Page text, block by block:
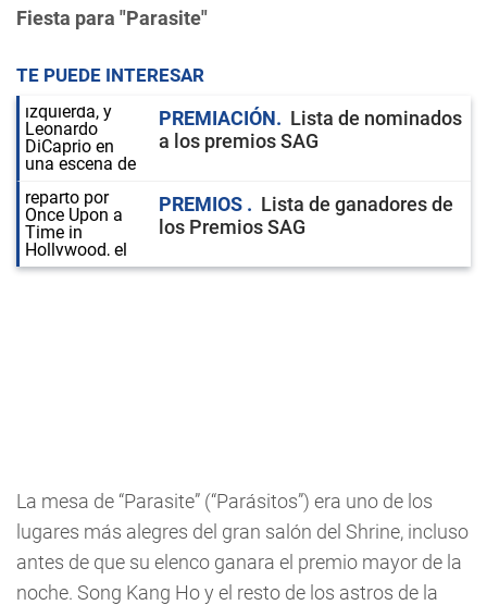
Fiesta para "Parasite"
TE PUEDE INTERESAR
PREMIACIÓN
Lista de nominados
a los premios SAG
PREMIOS
Lista de ganadores de
los Premios SAG
La mesa de “Parasite” (“Parásitos”) era uno de los
lugares más alegres del gran salón del Shrine, incluso
antes de que su elenco ganara el premio mayor de la
noche. Song Kang Ho y el resto de los astros de la